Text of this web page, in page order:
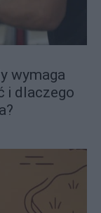
wymaga
i dlaczego